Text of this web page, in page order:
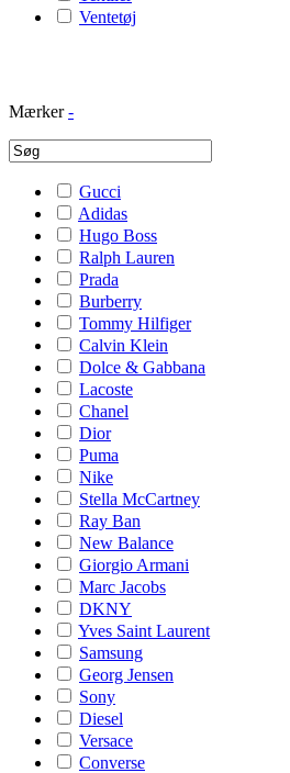
Ventetøj
Mærker -
Gucci
Adidas
Hugo Boss
Ralph Lauren
Prada
Burberry
Tommy Hilfiger
Calvin Klein
Dolce & Gabbana
Lacoste
Chanel
Dior
Puma
Nike
Stella McCartney
Ray Ban
New Balance
Giorgio Armani
Marc Jacobs
DKNY
Yves Saint Laurent
Samsung
Georg Jensen
Sony
Diesel
Versace
Converse